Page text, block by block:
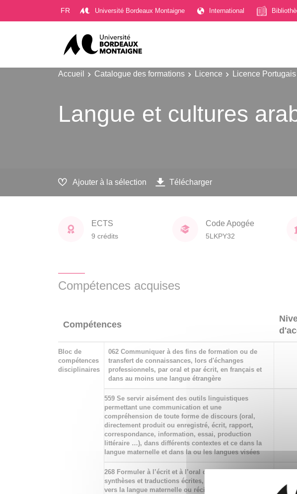
FR Université Bordeaux Montaigne International
Accueil Catalogue des formations Licence Licence
Langue et cultures
Ajouter à la sélection Télécharger
ECTS
9 crédits
Code Apogée
5LKPY32
Compétences acquises
Compétences
Bloc de
compétences
disciplinaires
062 Communiquer à des fins de formation ou de
transfert de connaissances, lors d'échanges
professionnels, par oral et par écrit, en français et
dans au moins une langue étrangère
559 Se servir aisément des outils linguistiques
permettant une communication et une
compréhension de toute forme de discours (oral,
directement produit ou enregistré, écrit, rapport,
correspondance, information, essai, production
littéraire …), dans différents contextes et ce dans la
langue maternelle et dans la ou les langues visées
268 Formuler à l’écrit et à l’oral des analyses,
synthèses et traductions écrites, de la langue étudiée
vers la langue maternelle ou réciproquement